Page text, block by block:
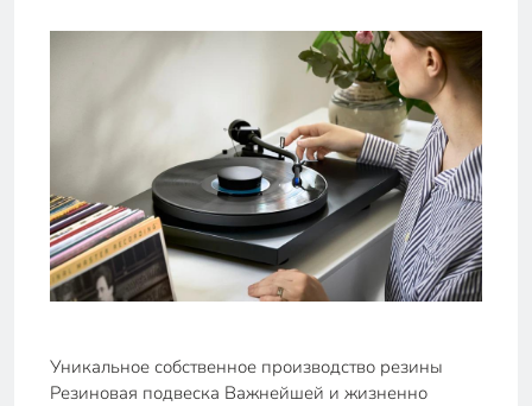
Уникальное собственное производство резины
Резиновая подвеска Важнейшей и жизненно